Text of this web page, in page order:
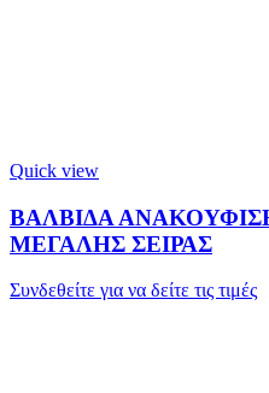
Quick view
ΒΑΛΒΙΔΑ
ΜΕΓΑΛΗΣ ΣΕΙΡΑΣ
Συνδεθείτε για να δείτε τις τιμές